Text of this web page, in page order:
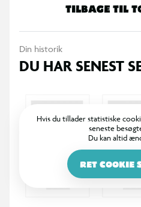
· Manuelle færdigheder.
TILBAGE TIL
Din historik
DU HAR SENEST
Hvis du tillader statistiske
seneste
Du kan altid
RET COOKIE